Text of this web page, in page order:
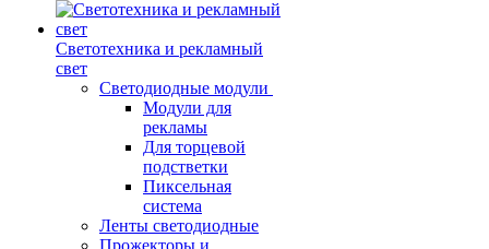
Светотехника и рекламный
свет
Светодиодные модули
Модули для
рекламы
Для торцевой
подстветки
Пиксельная
система
Ленты светодиодные
Прожекторы и